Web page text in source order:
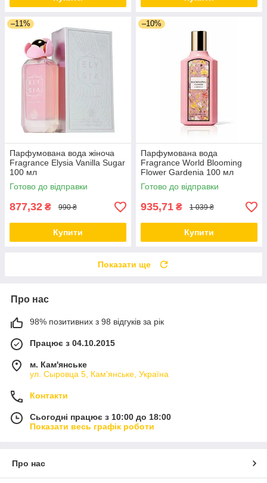
–11%
Парфумована вода жіноча
Fragrance Elysia Vanilla Sugar
100 мл
Готово до відправки
877,32 ₴ 990 ₴
Купити
–10%
Парфумована вода
Fragrance World Blooming
Flower Gardenia 100 мл
Готово до відправки
935,71 ₴ 1 039 ₴
Купити
Показати ще
Про нас
98% позитивних з 98 відгуків за рік
Працює з 04.10.2015
м. Кам'янське
ул. Сыровца 5, Кам'янське, Україна
Контакти
Сьогодні працює з 10:00 до 18:00
Показати весь графік роботи
Про нас